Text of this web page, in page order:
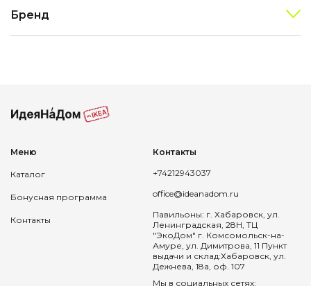
Бренд
Меню
Каталог
Бонусная программа
Контакты
Контакты
+74212943037
office@ideanadom.ru
Павильоны: г. Хабаровск, ул.
Ленинградская, 28Н, ТЦ
"ЭкоДом" г. Комсомольск-на-
Амуре, ул. Димитрова, 11 Пункт
выдачи и склад:Хабаровск, ул.
Дежнева, 18а, оф. 107
Мы в социальных сетях: